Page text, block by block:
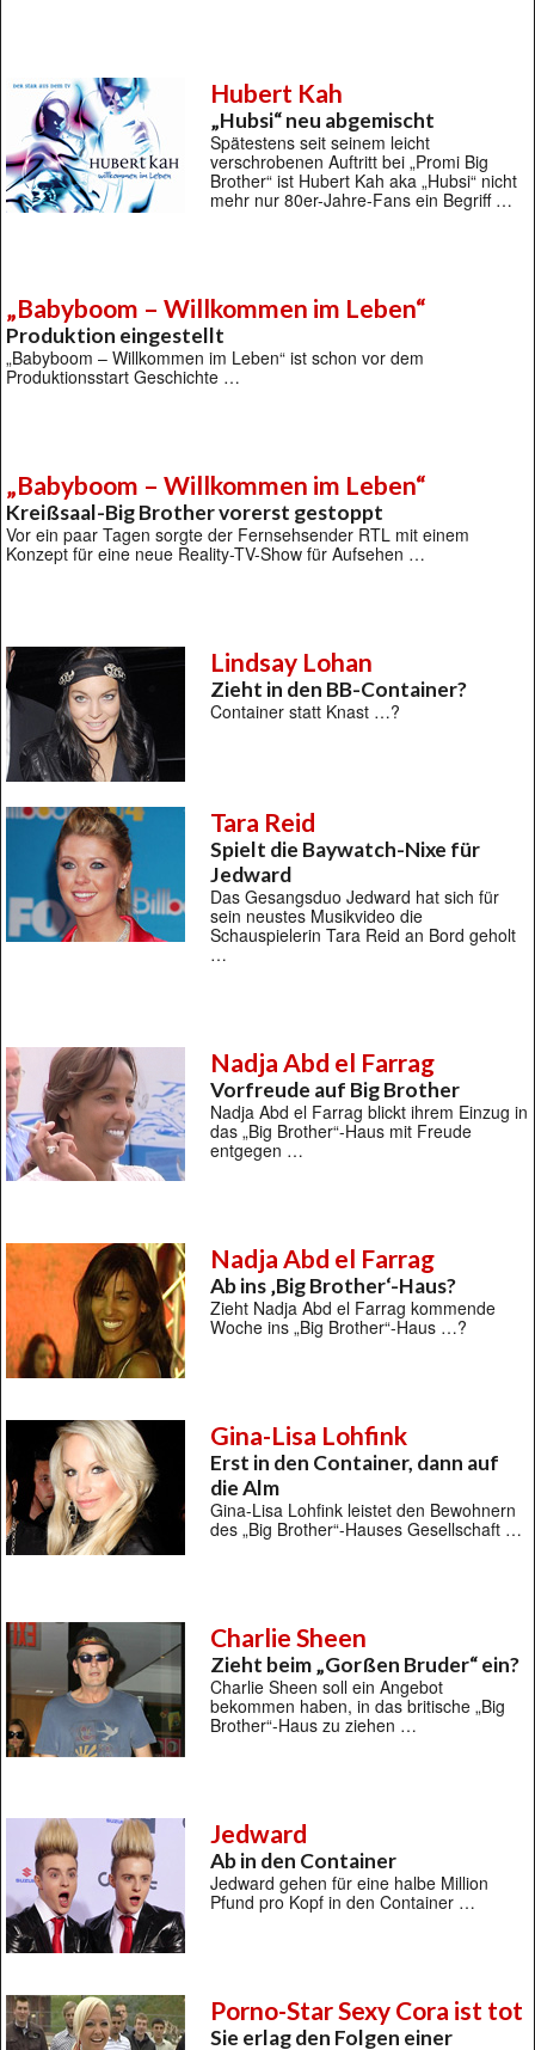
Hubert Kah
„Hubsi“ neu abgemischt
Spätestens seit seinem leicht
verschrobenen Auftritt bei „Promi Big
Brother“ ist Hubert Kah aka „Hubsi“ nicht
mehr nur 80er-Jahre-Fans ein Begriff …
„Babyboom – Willkommen im Leben“
Produktion eingestellt
„Babyboom – Willkommen im Leben“ ist schon vor dem
Produktionsstart Geschichte …
„Babyboom – Willkommen im Leben“
Kreißsaal-Big Brother vorerst gestoppt
Vor ein paar Tagen sorgte der Fernsehsender RTL mit einem
Konzept für eine neue Reality-TV-Show für Aufsehen …
Lindsay Lohan
Zieht in den BB-Container?
Container statt Knast …?
Tara Reid
Spielt die Baywatch-Nixe für
Jedward
Das Gesangsduo Jedward hat sich für
sein neustes Musikvideo die
Schauspielerin Tara Reid an Bord geholt
…
Nadja Abd el Farrag
Vorfreude auf Big Brother
Nadja Abd el Farrag blickt ihrem Einzug in
das „Big Brother“-Haus mit Freude
entgegen …
Nadja Abd el Farrag
Ab ins ‚Big Brother‘-Haus?
Zieht Nadja Abd el Farrag kommende
Woche ins „Big Brother“-Haus …?
Gina-Lisa Lohfink
Erst in den Container, dann auf
die Alm
Gina-Lisa Lohfink leistet den Bewohnern
des „Big Brother“-Hauses Gesellschaft …
Charlie Sheen
Zieht beim „Gorßen Bruder“ ein?
Charlie Sheen soll ein Angebot
bekommen haben, in das britische „Big
Brother“-Haus zu ziehen …
Jedward
Ab in den Container
Jedward gehen für eine halbe Million
Pfund pro Kopf in den Container …
Porno-Star Sexy Cora ist tot
Sie erlag den Folgen einer